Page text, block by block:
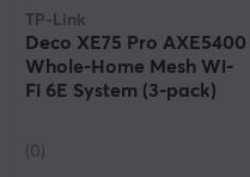
TP-Link
Deco XE75 Pro AXE5400
Whole-Home Mesh Wi-
Fi 6E System (3-pack)
(0)